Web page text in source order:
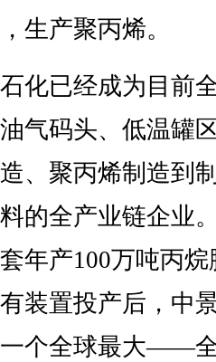
生产聚丙烯。
已经成为目前
气码头、低温罐
、聚丙烯制造到
的全产业链企业
年产100万吨丙烷
装置投产后，中
个全球最大——